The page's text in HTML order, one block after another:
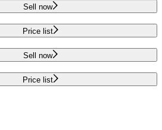
Sell now
Price list
Sell now
Price list